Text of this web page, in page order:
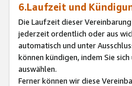
6.Laufzeit und
Die Laufzeit dieser
jederzeit ordentlich oder aus
automatisch und unter
können kündigen, indem Sie
auswählen.
Ferner können wir diese